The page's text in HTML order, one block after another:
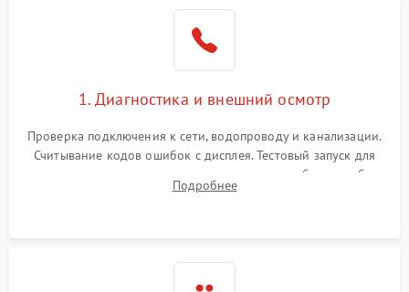
1. Диагностика и внешний осмотр
Проверка подключения к сети, водопроводу и канализации.
Считывание кодов ошибок с дисплея. Тестовый запуск для
выявления посторонних шумов, протечек или сбоев в работе
электронного модуля управления.
Подробнее